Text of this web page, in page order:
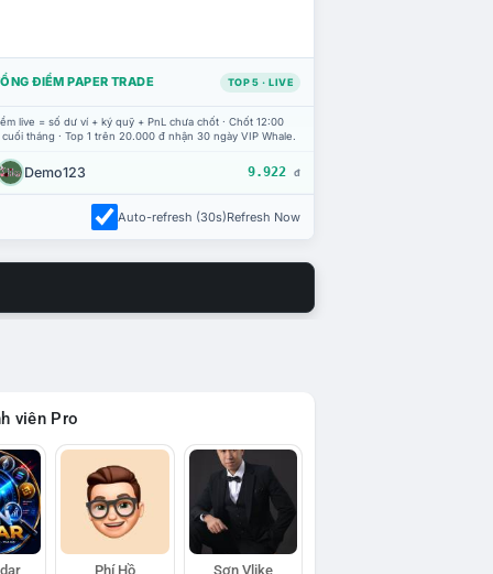
ĐIỂM PAPER TRADE TOP 5 · LIVE
live = số dư ví + ký quỹ + PnL chưa chốt · Chốt 12:00
tháng · Top 1 trên 20.000 đ nhận 30 ngày VIP Whale.
Demo123 9.922 đ
Auto-refresh (30s)Refresh Now
viên Pro
Phí Hồ Sơn Vlike